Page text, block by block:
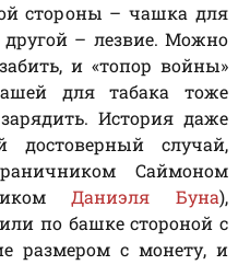
стороны – чашка для
другой – лезвие. Можно
и «топор войны»
для табака тоже
История даже
достоверный случай,
Саймоном
Даниэля Буна),
по башке стороной с
размером с монету, и